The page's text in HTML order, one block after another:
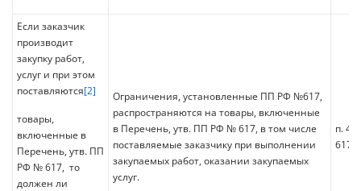
Если заказчик
производит
закупку работ,
услуг и при этом
поставляются[2]
товары,
включенные в
Перечень, утв. ПП
РФ № 617, то
должен ли
Ограничения, установленные ПП РФ №617,
распространяются на товары, включенные
в Перечень, утв. ПП РФ № 617, в том числе
поставляемые заказчику при выполнении
закупаемых работ, оказании закупаемых
услуг.
п. 4
617